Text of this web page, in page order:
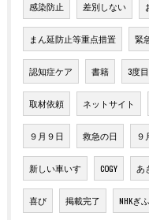
感染防止 差別しない
まん延防止等重点措置 緊
認知症ケア 書籍 3度
取材依頼 ネットサイト
９月９日 救急の日 ９
新しい車いす COGY あ
喜び 掲載完了 NHKぎふ